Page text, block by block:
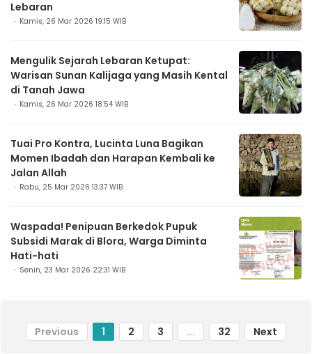
Lebaran
Kamis, 26 Mar 2026 19:15 WIB
Mengulik Sejarah Lebaran Ketupat:
Warisan Sunan Kalijaga yang Masih Kental
di Tanah Jawa
Kamis, 26 Mar 2026 18:54 WIB
Tuai Pro Kontra, Lucinta Luna Bagikan
Momen Ibadah dan Harapan Kembali ke
Jalan Allah
Rabu, 25 Mar 2026 13:37 WIB
Waspada! Penipuan Berkedok Pupuk
Subsidi Marak di Blora, Warga Diminta
Hati-hati
Senin, 23 Mar 2026 22:31 WIB
Previous 1 2 3 ... 32 Next